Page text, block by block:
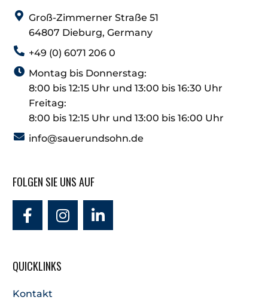
Groß-Zimmerner Straße 51
64807 Dieburg, Germany
+49 (0) 6071 206 0
Montag bis Donnerstag:
8:00 bis 12:15 Uhr und 13:00 bis 16:30 Uhr
Freitag:
8:00 bis 12:15 Uhr und 13:00 bis 16:00 Uhr
info@sauerundsohn.de
FOLGEN SIE UNS AUF
QUICKLINKS
Kontakt